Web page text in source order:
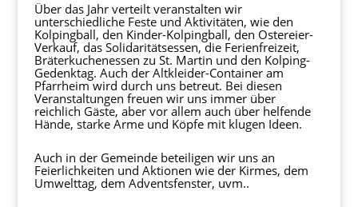
Über das Jahr verteilt veranstalten wir
unterschiedliche Feste und Aktivitäten, wie den
Kolpingball, den Kinder-Kolpingball, den Ostereier-
Verkauf, das Solidaritätsessen, die Ferienfreizeit,
Bräterkuchenessen zu St. Martin und den Kolping-
Gedenktag. Auch der Altkleider-Container am
Pfarrheim wird durch uns betreut. Bei diesen
Veranstaltungen freuen wir uns immer über
reichlich Gäste, aber vor allem auch über helfende
Hände, starke Arme und Köpfe mit klugen Ideen.
Auch in der Gemeinde beteiligen wir uns an
Feierlichkeiten und Aktionen wie der Kirmes, dem
Umwelttag, dem Adventsfenster, uvm..